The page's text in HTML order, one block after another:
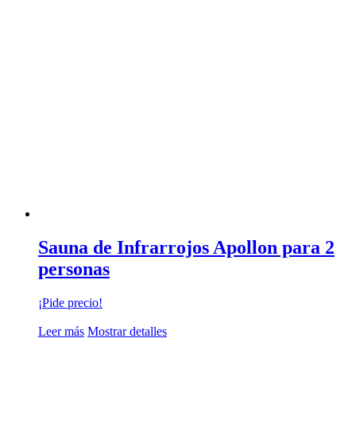
Sauna de Infrarrojos Apollon para 2
personas
¡Pide precio!
Leer más Mostrar detalles